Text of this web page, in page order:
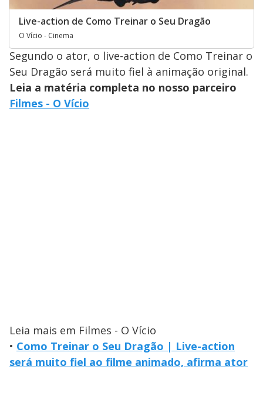
Live-action de Como Treinar o Seu Dragão
O Vício - Cinema
Segundo o ator, o live-action de Como Treinar o
Seu Dragão será muito fiel à animação original.
Leia a matéria completa no nosso parceiro
Filmes - O Vício
Leia mais em Filmes - O Vício
• Como Treinar o Seu Dragão | Live-action
será muito fiel ao filme animado, afirma ator